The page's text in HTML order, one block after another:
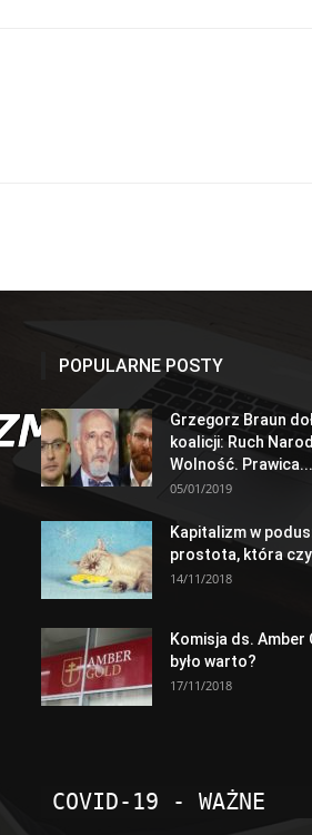
POPULARNE POSTY
Grzegorz Braun
koalicji: Ruch
Wolność. Prawica...
05/01/2019
Kapitalizm w
prostota, która
14/11/2018
Komisja ds. Amber
było warto?
17/11/2018
COVID-19 - WAŻNE